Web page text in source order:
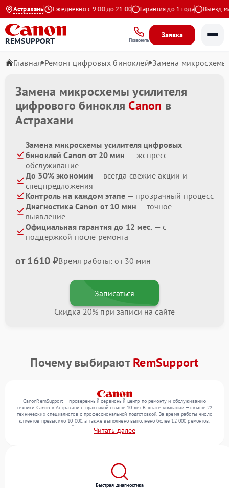
Астрахань
на Яндекс Ежедневно с 9:00 до 21:00 Гарантия до 1 года Выезд
REMSUPPORT Позвонить
Заявка
Главная Ремонт цифровых биноклей Замена микросхемы
Замена микросхемы усилителя
цифрового бинокля Canon в
Астрахани
Замена микросхемы усилителя цифровых
биноклей Canon от 20 мин — экспресс-
обслуживание
До 30% экономии — всегда свежие акции и
спецпредложения
Контроль на каждом этапе — прозрачный процесс
Диагностика Canon от 10 мин — точное
выявление
Официальная гарантия до 12 мес. — с
поддержкой после ремонта
от 1610 ₽Время работы: от 30 мин
Записаться
Скидка 20% при записи на сайте
Почему выбираютRemSupport
CanonRemSupport — проверенный сервисный центр по ремонту и обслуживанию
техники Canon в Астрахани с практикой свыше 10 лет. В штате компании — свыше 22
технических специалистов с профессиональной подготовкой. За время работы число
клиентов превысило 10 000, а также выполнено выполнено более 12 000 ремонтов.
Ежемесячно в сервисный центр поступает свыше 300 единиц техники, включая , , . Мы
работаем с широким спектром неисправностей и гарантируем высокое качество
Читать далее
Быстрая диагностика